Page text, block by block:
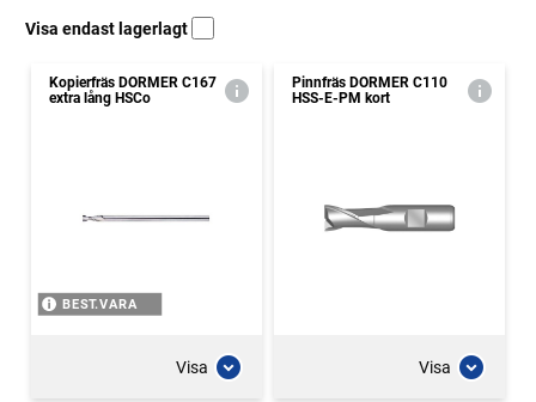
Visa endast lagerlagt
Kopierfräs DORMER C167
extra lång HSCo
BEST.VARA
Visa
Pinnfräs DORMER C110
HSS-E-PM kort
Visa